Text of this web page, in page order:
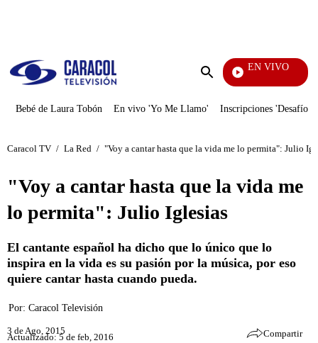
Enviar
EN VIVO
Bebé de Laura Tobón En vivo 'Yo Me Llamo' Inscripciones 'Desafío'
Caracol TV / La Red / "Voy a cantar hasta que la vida me lo permita": Julio
"Voy a cantar hasta que la vida me
lo permita": Julio Iglesias
El cantante español ha dicho que lo único que lo
inspira en la vida es su pasión por la música, por eso
quiere cantar hasta cuando pueda.
Por: Caracol Televisión
3 de Ago, 2015
Actualizado: 5 de feb, 2016 Compartir